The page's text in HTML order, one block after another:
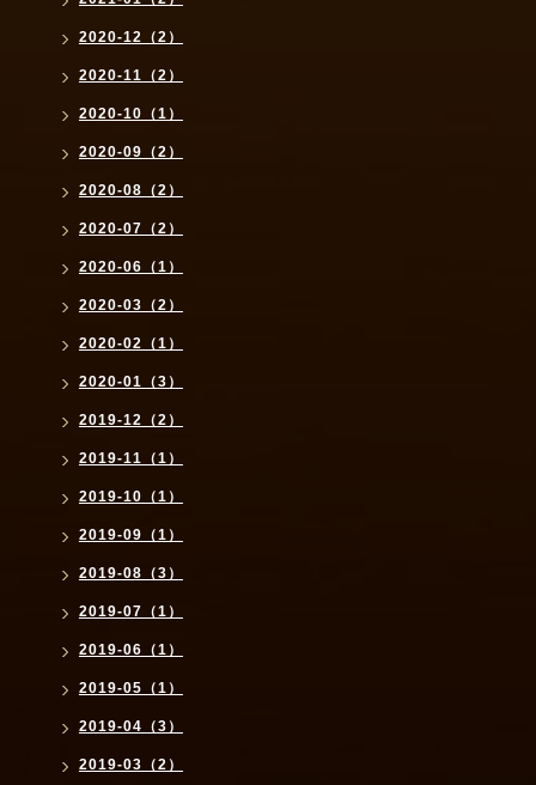
2020-12（2）
2020-11（2）
2020-10（1）
2020-09（2）
2020-08（2）
2020-07（2）
2020-06（1）
2020-03（2）
2020-02（1）
2020-01（3）
2019-12（2）
2019-11（1）
2019-10（1）
2019-09（1）
2019-08（3）
2019-07（1）
2019-06（1）
2019-05（1）
2019-04（3）
2019-03（2）